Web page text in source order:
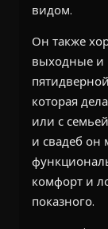
видом.
Он также
выходные и
которая
или с
и свадеб он
комфорт и
показного.